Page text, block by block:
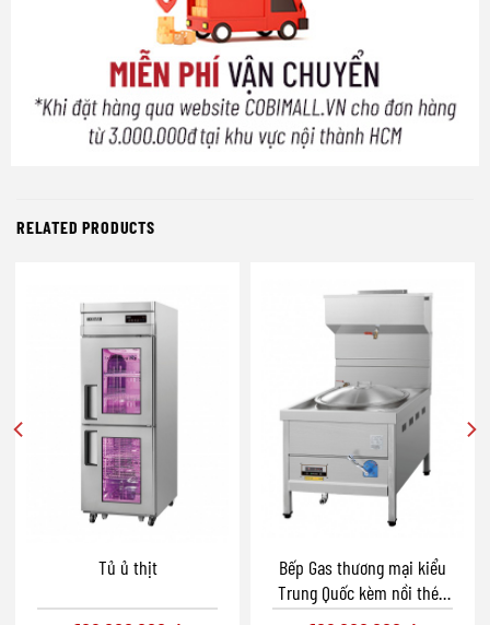
RELATED PRODUCTS
Tủ ủ thịt
Bếp Gas thương mại kiểu
Trung Quốc kèm nồi thép
không gỉ